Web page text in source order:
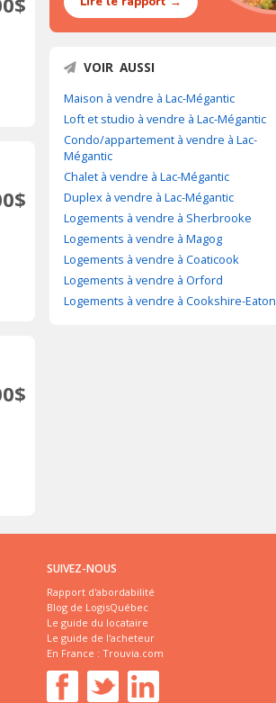
VOIR AUSSI
Maison à vendre à Lac-Mégantic
Loft et studio à vendre à Lac-Mégantic
Condo/appartement à vendre à Lac-
Mégantic
Chalet à vendre à Lac-Mégantic
Duplex à vendre à Lac-Mégantic
Logements à vendre à Sherbrooke
Logements à vendre à Magog
Logements à vendre à Coaticook
Logements à vendre à Orford
Logements à vendre à Cookshire-Eaton
SUIVEZ-NOUS
Rapport d'abordabilité
Blog de LogisQuébec
Le guide du locataire
Le guide de l'acheteur
En France : Trouvia.com